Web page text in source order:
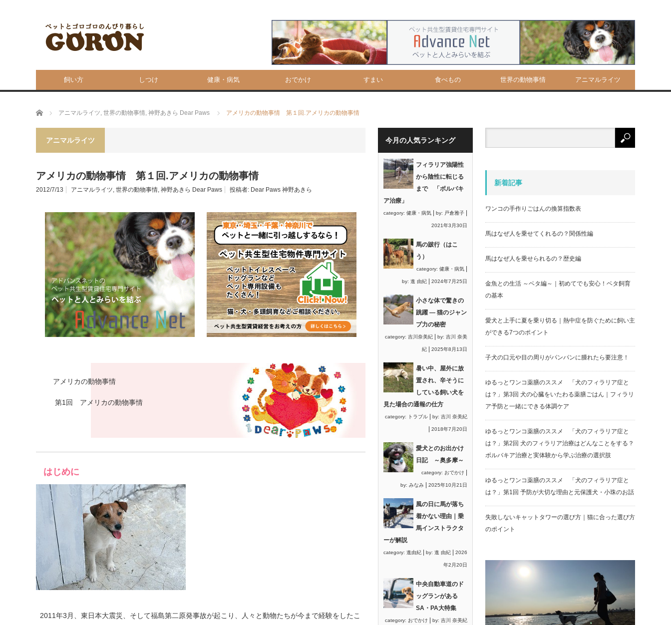
飼い方 しつけ 健康・病気 おでかけ すまい 食べもの 世界の動物事情 アニマルライツ
ホーム アニマルライツ, 世界の動物事情, 神野あきら Dear Paws アメリカの動物事情 第１回.アメリカの動物事情
アニマルライツ
アメリカの動物事情 第１回.アメリカの動物事情
2012/7/13 アニマルライツ, 世界の動物事情, 神野あきら Dear Paws 投稿者: Dear Paws 神野あきら
アメリカの動物事情
第1回 アメリカの動物事情
はじめに
2011年3月、東日本大震災、そして福島第二原発事故が起こり、人々と動物たちが今まで経験をしたこ
今月の人気ランキング
フィラリア強陽性
から陰性に転じる
まで 「ボルバキ
ア治療」
category: 健康・病気 by: 戸倉雅子
2021年3月30日
馬の跛行（はこ
う）
category: 健康・病気
by: 進 由紀 2024年7月25日
小さな体で驚きの
跳躍 ― 猫のジャン
プ力の秘密
category: 吉川奈美紀 by: 吉川 奈美
紀 2025年8月13日
暑い中、屋外に放
置され、辛そうに
している飼い犬を
見た場合の通報の仕方
category: トラブル by: 吉川 奈美紀
2018年7月20日
愛犬とのお出かけ
日記 ～奥多摩～
category: おでかけ
by: みなみ 2025年10月21日
風の日に馬が落ち
着かない理由｜乗
馬インストラクタ
ーが解説
category: 進由紀 by: 進 由紀 2026
年2月20日
中央自動車道のド
ッグランがある
SA・PA大特集
category: おでかけ by: 吉川 奈美紀
新着記事
ワンコの手作りごはんの換算指数表
馬はなぜ人を乗せてくれるの？関係性編
馬はなぜ人を乗せられるの？歴史編
金魚との生活 ～ベタ編～｜初めてでも安心！ベタ飼育
の基本
愛犬と上手に夏を乗り切る｜熱中症を防ぐために飼い主
ができる7つのポイント
子犬の口元や目の周りがパンパンに腫れたら要注意！
ゆるっとワンコ薬膳のススメ 「犬のフィラリア症と
は？」第3回 犬の心臓をいたわる薬膳ごはん｜フィラリ
ア予防と一緒にできる体調ケア
ゆるっとワンコ薬膳のススメ 「犬のフィラリア症と
は？」第2回 犬のフィラリア治療はどんなことをする？
ボルバキア治療と実体験から学ぶ治療の選択肢
ゆるっとワンコ薬膳のススメ 「犬のフィラリア症と
は？」第1回 予防が大切な理由と元保護犬・小珠のお話
失敗しないキャットタワーの選び方｜猫に合った選び方
のポイント